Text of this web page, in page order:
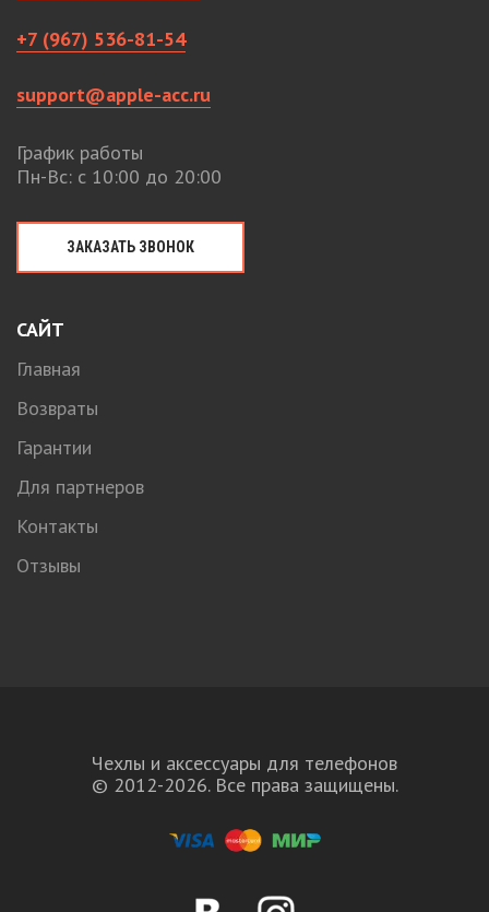
+7 (967) 536-81-54
support@apple-acc.ru
График работы
Пн-Вс: с 10:00 до 20:00
ЗАКАЗАТЬ ЗВОНОК
САЙТ
Главная
Возвраты
Гарантии
Для партнеров
Контакты
Отзывы
Чехлы и аксессуары для телефонов
© 2012-2026. Все права защищены.